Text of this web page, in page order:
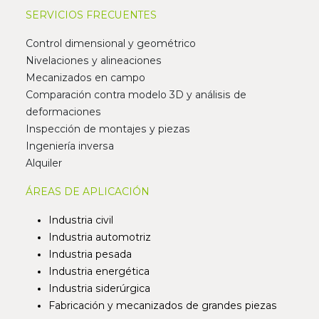
SERVICIOS FRECUENTES
Control dimensional y geométrico
Nivelaciones y alineaciones
Mecanizados en campo
Comparación contra modelo 3D y análisis de
deformaciones
Inspección de montajes y piezas
Ingeniería inversa
Alquiler
ÁREAS DE APLICACIÓN
Industria civil
Industria automotriz
Industria pesada
Industria energética
Industria siderúrgica
Fabricación y mecanizados de grandes piezas